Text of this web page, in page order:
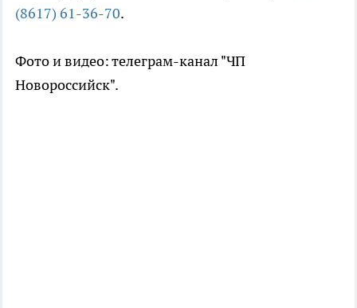
(8617) 61-36-70.
Фото и видео: телеграм-канал "ЧП
Новороссийск".